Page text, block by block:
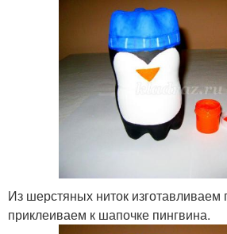
Из шерстяных ниток изготавливаем
приклеиваем к шапочке пингвина.